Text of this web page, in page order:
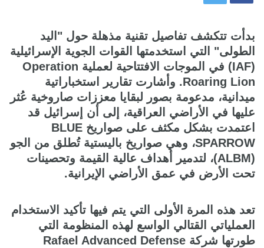
بدأت تتكشف تفاصيل تقنية مذهلة حول "اليد
الطولى" التي استخدمتها القوات الجوية الإسرائيلية
(IAF) في الموجات الافتتاحية لعملية Operation
Roaring Lion. وأشارت تقارير استخباراتية
ميدانية، مدعومة بصور لبقايا معززات صاروخية عُثر
عليها في الأراضي العراقية، إلى أن إسرائيل قد
اعتمدت بشكل مكثف على صواريخ BLUE
SPARROW، وهي صواريخ باليستية تُطلق من الجو
(ALBM)، لتدمير أهداف عالية القيمة وتحصينات
تحت الأرض في عمق الأراضي الإيرانية.
تعد هذه المرة الأولى التي يتم فيها تأكيد الاستخدام
العملياتي القتالي الواسع لهذه المنظومة التي
طورتها شركة Rafael Advanced Defense